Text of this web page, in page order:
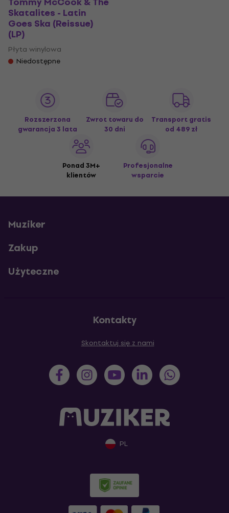
Skatalites - Latin
Goes Ska (Reissue)
(LP)
Płyta winylowa
Niedostępne
Rozszerzona
gwarancja 3 lata
Zwrot towaru do
30 dni
Transport gratis
od 489 zł
Ponad 3M+
klientów
Profesjonalne
wsparcie
Muziker
Zakup
Użyteczne
Kontakty
Skontaktuj się z nami
PL